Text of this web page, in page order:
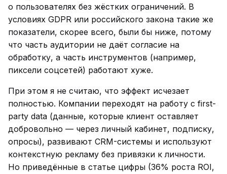
о пользователях без жёстких ограничений. В
условиях GDPR или российского закона такие же
показатели, скорее всего, были бы ниже, потому
что часть аудитории не даёт согласие на
обработку, а часть инструментов (например,
пиксели соцсетей) работают хуже.
При этом я не считаю, что эффект исчезает
полностью. Компании переходят на работу с first-
party data (данные, которые клиент оставляет
добровольно — через личный кабинет, подписку,
опросы), развивают CRM-системы и используют
контекстную рекламу без привязки к личности.
Но приведённые в статье цифры (36% роста ROI,